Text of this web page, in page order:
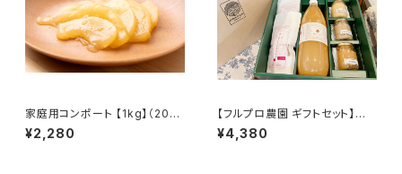
家庭用コンポート 【1kg】（200
g*5袋）砂糖・レモン果汁のみ使
用！長野県産#NKC00010
¥2,280
【フルプロ農園 ギフトセット】信
州りんごジュース＆手づくり加工
品 詰め合わせ。信州りんごジュ
¥4,380